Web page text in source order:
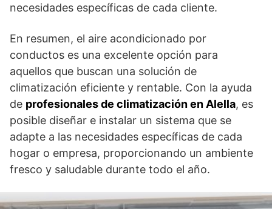
necesidades específicas de cada cliente.
En resumen, el aire acondicionado por
conductos es una excelente opción para
aquellos que buscan una solución de
climatización eficiente y rentable. Con la ayuda
de profesionales de climatización en Alella, es
posible diseñar e instalar un sistema que se
adapte a las necesidades específicas de cada
hogar o empresa, proporcionando un ambiente
fresco y saludable durante todo el año.